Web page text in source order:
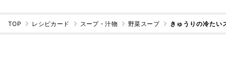
TOP レシピカード スープ・汁物 野菜スープ きゅうりの冷たい